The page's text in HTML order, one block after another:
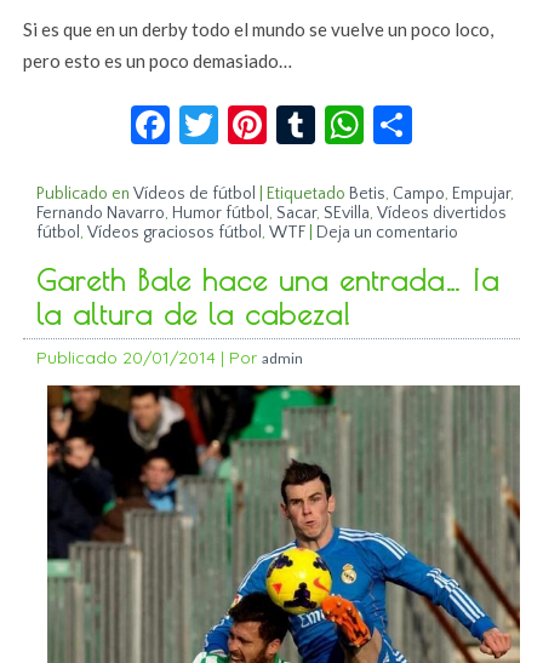
Si es que en un derby todo el mundo se vuelve un poco loco,
pero esto es un poco demasiado…
Facebook
Twitter
Pinterest
TumblrWhatsApp
Publicado en Vídeos de fútbol Etiquetado Betis, Campo, Empujar,
Fernando Navarro, Humor fútbol , Sacar, SEvilla,Vídeos divertidos
fútbol ,Vídeos graciosos fútbol ,WTF Deja un comentario
Gareth Bale hace una entrada… ¡a
la altura de la cabeza!
Publicado 20/01/2014 | Por admin